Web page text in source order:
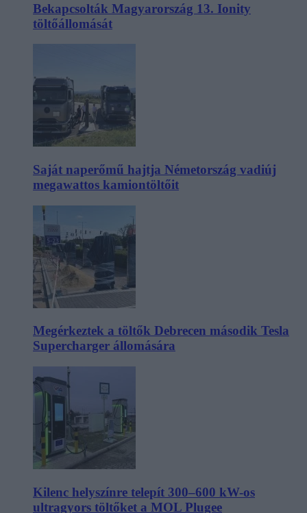
Bekapcsolták Magyarország 13. Ionity
töltőállomását
Saját naperőmű hajtja Németország vadiúj
megawattos kamiontöltőit
Megérkeztek a töltők Debrecen második Tesla
Supercharger állomására
Kilenc helyszínre telepít 300–600 kW-os
ultragyors töltőket a MOL Plugee